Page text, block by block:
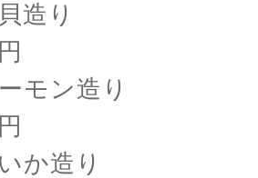
貝造り
ン造り
いか造り